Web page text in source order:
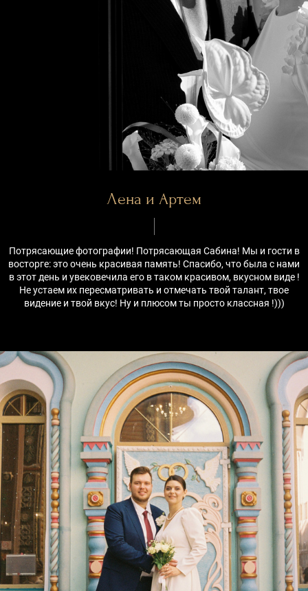
Лена и Артем
Потрясающие фотографии! Потрясающая Сабина! Мы и гости в
восторге: это очень красивая память! Спасибо, что была с нами
в этот день и увековечила его в таком красивом, вкусном виде !
Не устаем их пересматривать и отмечать твой талант, твое
видение и твой вкус! Ну и плюсом ты просто классная !)))